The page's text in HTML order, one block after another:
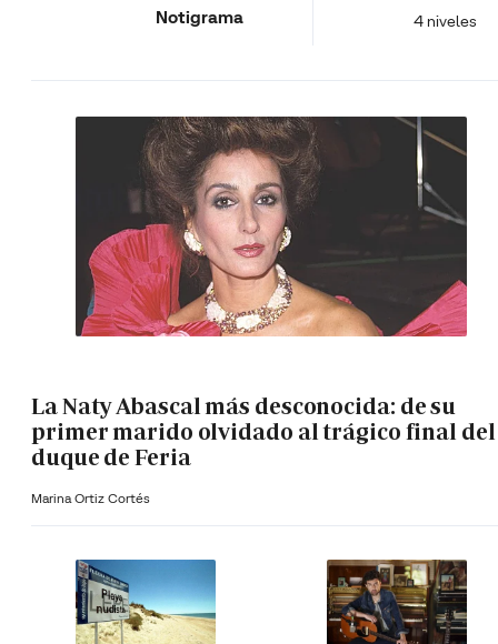
Notigrama 4 niveles
La Naty Abascal más desconocida: de su
primer marido olvidado al trágico final del
duque de Feria
Marina Ortiz Cortés